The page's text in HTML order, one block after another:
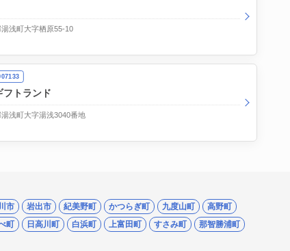
浅町大字栖原55-10
フトランド
浅町大字湯浅3040番地
市 岩出市 紀美野町 かつらぎ町 九度山町
高野町
町 日高川町 白浜町 上富田町 すさみ町
那智勝浦町